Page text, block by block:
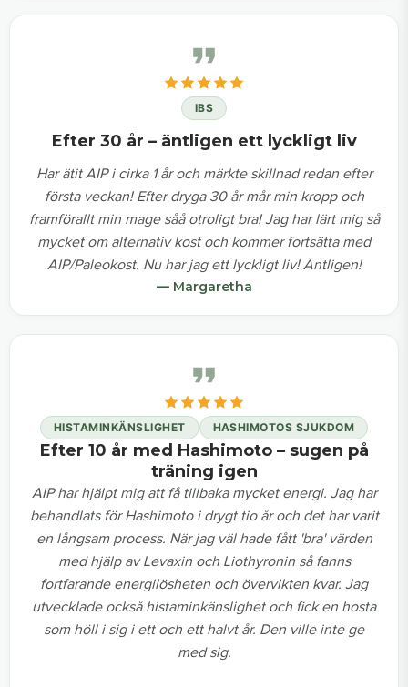
IBS
Efter 30 år – äntligen ett lyckligt liv
Har ätit AIP i cirka 1 år och märkte skillnad redan efter
första veckan! Efter dryga 30 år mår min kropp och
framförallt min mage såå otroligt bra! Jag har lärt mig så
mycket om alternativ kost och kommer fortsätta med
AIP/Paleokost. Nu har jag ett lyckligt liv! Äntligen!
— Margaretha
HISTAMINKÄNSLIGHET HASHIMOTOS SJUKDOM
Efter 10 år med Hashimoto – sugen på
träning igen
AIP har hjälpt mig att få tillbaka mycket energi. Jag har
behandlats för Hashimoto i drygt tio år och det har varit
en långsam process. När jag väl hade fått 'bra' värden
med hjälp av Levaxin och Liothyronin så fanns
fortfarande energilösheten och övervikten kvar. Jag
utvecklade också histaminkänslighet och fick en hosta
som höll i sig i ett och ett halvt år. Den ville inte ge
med sig.